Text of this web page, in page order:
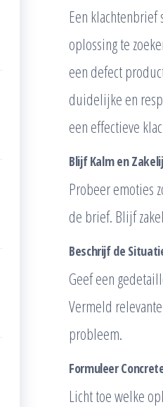
Een
oplossing te
een defect
duidelijke en
een effectieve
Blijf Kalm en
Probeer emoties
de brief. Blijf
Beschrijf de
Geef een
Vermeld
probleem.
Formuleer
Licht toe welke